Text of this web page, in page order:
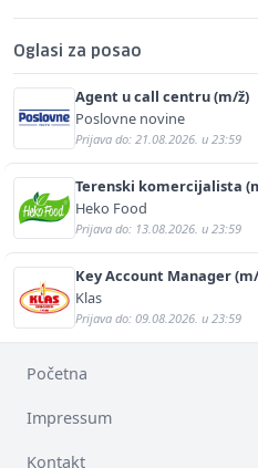
Oglasi za posao
Agent u call centru (m/ž)
Poslovne novine
Prijava do: 21.08.2026. u 23:59
Terenski komercijalista
Heko Food
Prijava do: 13.08.2026. u 23:59
Key Account Manager
Klas
Prijava do: 09.08.2026. u 23:59
Početna
Impressum
Kontakt